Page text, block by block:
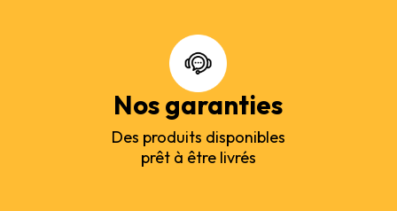
Nos garanties
Des produits disponibles
prêt à être livrés